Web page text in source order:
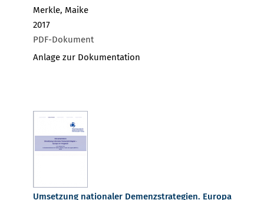
Merkle, Maike
2017
PDF-Dokument
Anlage zur Dokumentation
Umsetzung nationaler Demenzstrategien. Europa